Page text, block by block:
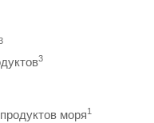
3
моря1